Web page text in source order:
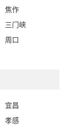
焦作
三门峡
周口
宜昌
孝感